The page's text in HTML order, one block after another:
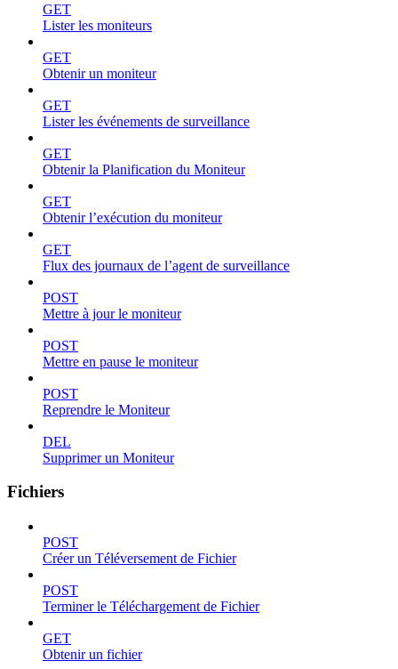
GET
Lister les moniteurs
GET
Obtenir un moniteur
GET
Lister les événements de surveillance
GET
Obtenir la Planification du Moniteur
GET
Obtenir l’exécution du moniteur
GET
Flux des journaux de l’agent de surveillance
POST
Mettre à jour le moniteur
POST
Mettre en pause le moniteur
POST
Reprendre le Moniteur
DEL
Supprimer un Moniteur
Fichiers
POST
Créer un Téléversement de Fichier
POST
Terminer le Téléchargement de Fichier
GET
Obtenir un fichier